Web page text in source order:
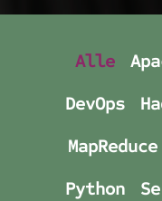
Alle
DevOps
MapReduce
Python